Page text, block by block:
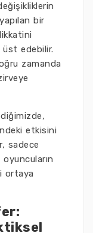
bir
üst edebilir.
zamanda
etkisini
sadece
ortaya